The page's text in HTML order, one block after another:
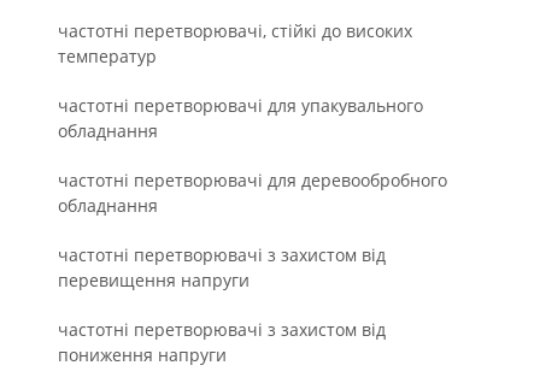
частотні перетворювачі, стійкі до високих
температур
частотні перетворювачі для упакувального
обладнання
частотні перетворювачі для деревообробного
обладнання
частотні перетворювачі з захистом від
перевищення напруги
частотні перетворювачі з захистом від
пониження напруги